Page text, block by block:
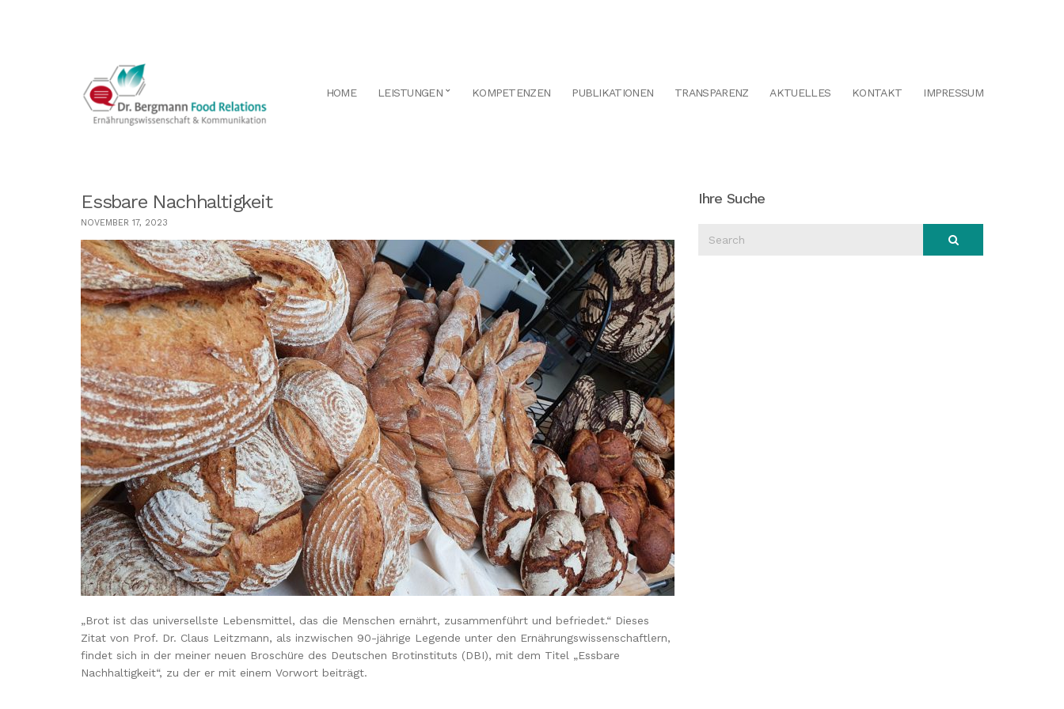
HOME LEISTUNGEN KOMPETENZEN PUBLIKATIONEN TRANSPARENZ AKTUELLES KONTAKT IMPRESSUM
Essbare Nachhaltigkeit
NOVEMBER 17, 2023
„Brot ist das universellste Lebensmittel, das die Menschen ernährt, zusammenführt und befriedet.“ Dieses
Zitat von Prof. Dr. Claus Leitzmann, als inzwischen 90-jährige Legende unter den Ernährungswissenschaftlern,
findet sich in der meiner neuen Broschüre des Deutschen Brotinstituts (DBI), mit dem Titel „Essbare
Nachhaltigkeit“, zu der er mit einem Vorwort beiträgt.
Ihre Suche
Search